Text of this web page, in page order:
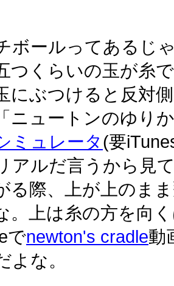
ボールってあるじ
つくらいの玉が糸
にぶつけると反対
ニュートンのゆり
ミュレータ (要
アルだ言うから見
る際、上が上のま
。上は糸の方を向
でnewton's cradle動
よな。